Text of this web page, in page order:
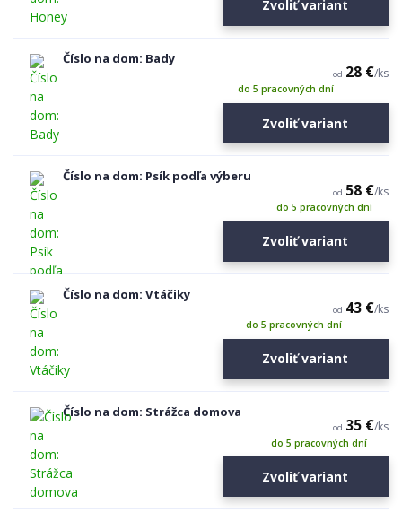
Zvoliť variant
Číslo na dom: Bady
od 28 €/ks
do 5 pracovných dní
Zvoliť variant
Číslo na dom: Psík podľa výberu
od 58 €/ks
do 5 pracovných dní
Zvoliť variant
Číslo na dom: Vtáčiky
od 43 €/ks
do 5 pracovných dní
Zvoliť variant
Číslo na dom: Strážca domova
od 35 €/ks
do 5 pracovných dní
Zvoliť variant